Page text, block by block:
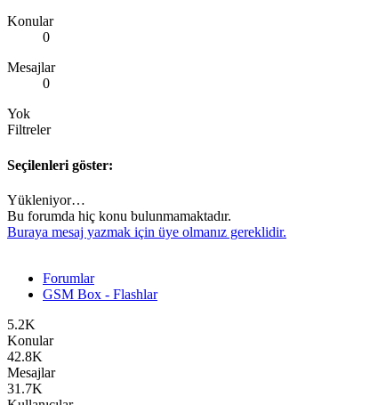
Konular
0
Mesajlar
0
Yok
Filtreler
Seçilenleri göster:
Yükleniyor…
Bu forumda hiç konu bulunmamaktadır.
Buraya mesaj yazmak için üye olmanız gereklidir.
Forumlar
GSM Box - Flashlar
5.2K
Konular
42.8K
Mesajlar
31.7K